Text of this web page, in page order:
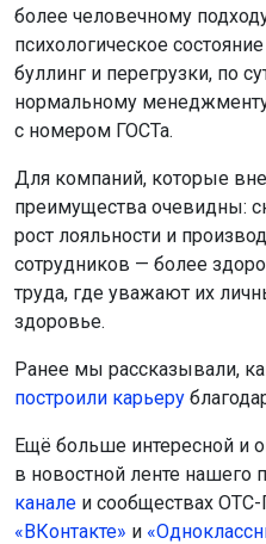
более человечному
психологическое
буллинг и перегрузки, по
нормальному
с номером ГОСТа.
Для компаний, которые
преимущества очевидны:
рост лояльности и
сотрудников — более
труда, где уважают их
здоровье.
Ранее мы рассказывали,
построили карьеру
Ещё больше интересной и
в новостной ленте нашего
канале и сообществах ОТС-
«ВКонтакте» и